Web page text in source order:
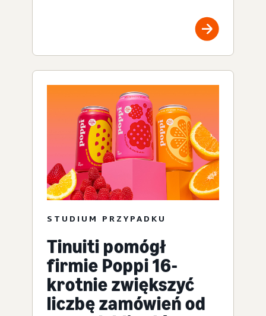
STUDIUM PRZYPADKU
Tinuiti pomógł
firmie Poppi 16-
krotnie zwiększyć
liczbę zamówień od